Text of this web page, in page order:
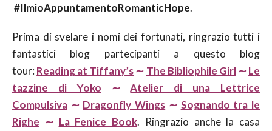
#IlmioAppuntamentoRomanticHope.
Prima di svelare i nomi dei fortunati, ringrazio tutti i
fantastici blog partecipanti a questo blog
tour: Reading at Tiffany’s∼ The Bibliophile Girl∼Le
tazzine di Yoko ∼Atelier di una Lettrice
Compulsiva ∼ Dragonfly Wings ∼ Sognando tra le
Righe ∼ La Fenice Book. Ringrazio anche la casa